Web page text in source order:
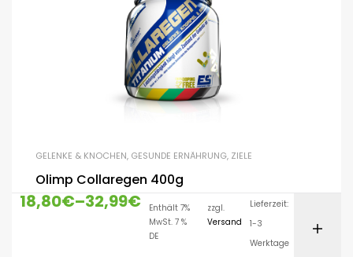
GELENKE & KNOCHEN, GESUNDE ERNÄHRUNG, ZIELE
Olimp Collaregen 400g
18,80€–32,99€
Enthält 7%
MwSt. 7 %
DE
zzgl.
Versand
Lieferzeit:
1-3
Werktage